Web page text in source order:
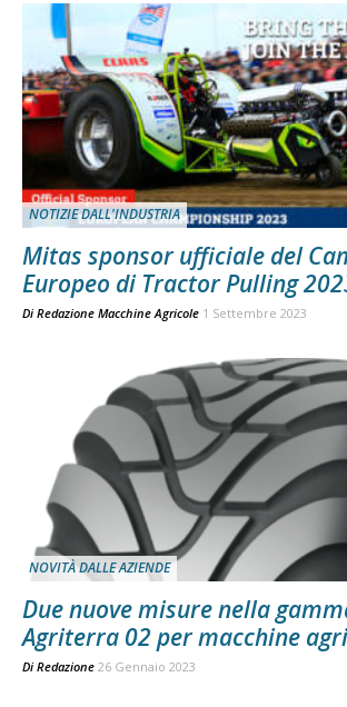
NOTIZIE DALL'INDUSTRIA
Mitas sponsor ufficiale del
Europeo di Tractor Pulling
Di Redazione Macchine Agricole 1 Settembre 2023
NOVITÀ DALLE AZIENDE
Due nuove misure nella
Agriterra 02 per macchine
Di Redazione 26 Gennaio 2023